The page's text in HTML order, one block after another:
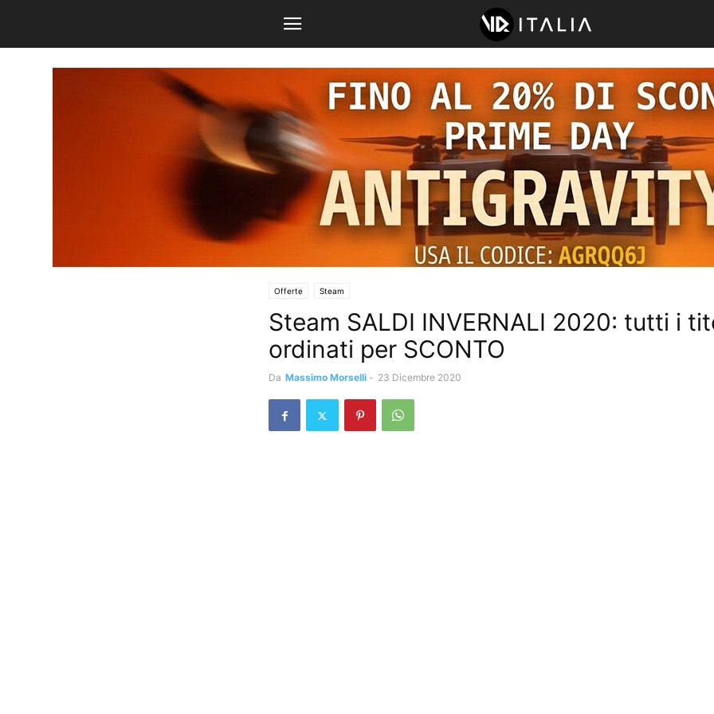
Offerte Steam
Steam SALDI INVERNALI 2020: tutti i
ordinati per SCONTO
Da Massimo Morselli - 23 Dicembre 2020